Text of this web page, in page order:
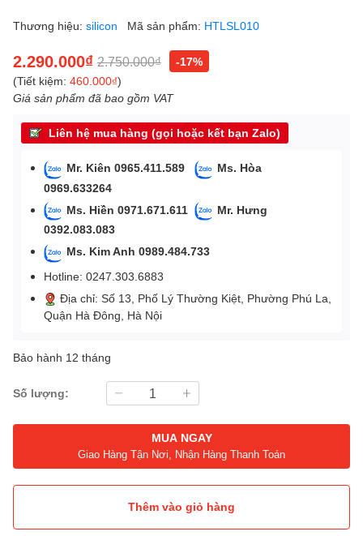
Thương hiệu: silicon Mã sản phẩm: HTLSL010
2.290.000₫ 2.750.000₫
-17%
(Tiết kiệm: 460.000₫)
Giá sản phẩm đã bao gồm VAT
Liên hệ mua hàng (gọi hoặc kết bạn Zalo)
Mr. Kiên 0965.411.589
Ms. Hòa
0969.633264
Ms. Hiền 0971.671.611
Mr. Hưng
0392.083.083
Ms. Kim Anh 0989.484.733
Hotline: 0247.303.6883
Địa chỉ: Số 13, Phố Lý Thường Kiệt, Phường Phú La,
Quận Hà Đông, Hà Nội
Bảo hành 12 tháng
Số lượng:
MUA NGAY
Giao Hàng Tận Nơi, Nhận Hàng Thanh Toán
Thêm vào giỏ hàng